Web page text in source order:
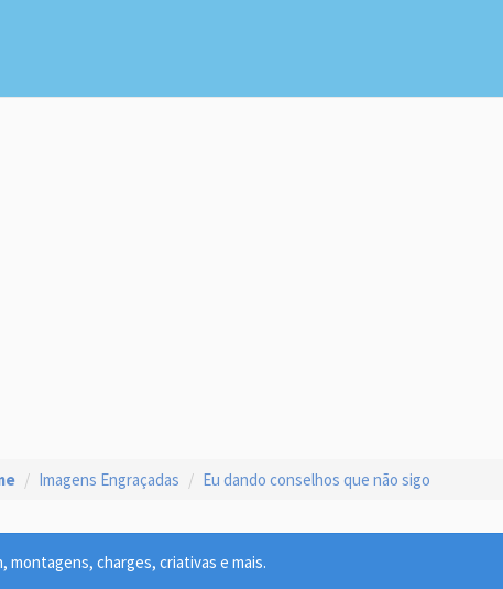
Imagens Engraçadas Eu dando conselhos que não sigo
montagens, charges, criativas e mais.